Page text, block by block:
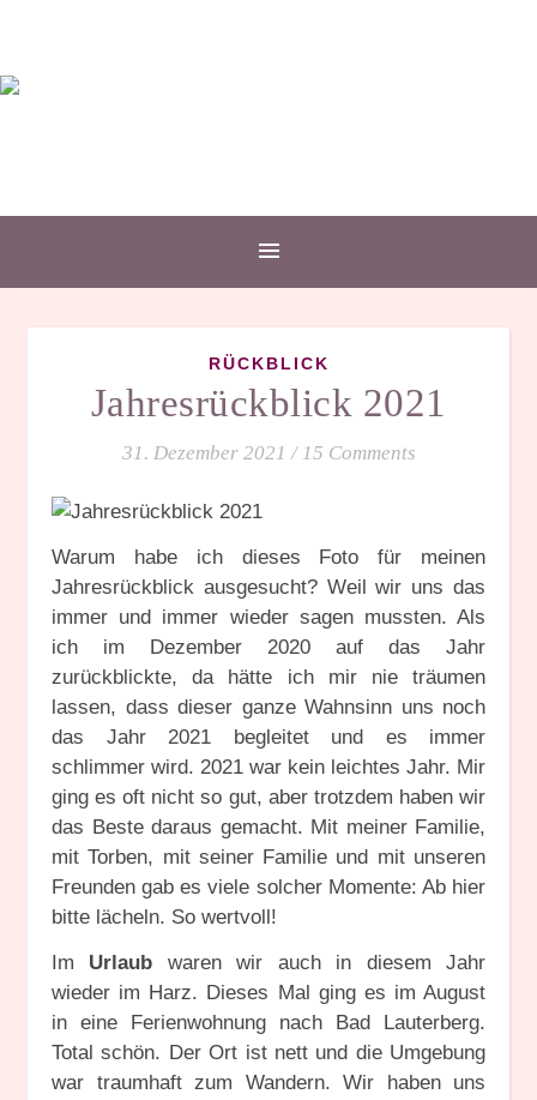
RÜCKBLICK
Jahresrückblick 2021
31. Dezember 2021 / 15 Comments
Warum habe ich dieses Foto für meinen
Jahresrückblick ausgesucht? Weil wir uns das
immer und immer wieder sagen mussten. Als
ich im Dezember 2020 auf das Jahr
zurückblickte, da hätte ich mir nie träumen
lassen, dass dieser ganze Wahnsinn uns noch
das Jahr 2021 begleitet und es immer
schlimmer wird. 2021 war kein leichtes Jahr. Mir
ging es oft nicht so gut, aber trotzdem haben wir
das Beste daraus gemacht. Mit meiner Familie,
mit Torben, mit seiner Familie und mit unseren
Freunden gab es viele solcher Momente: Ab hier
bitte lächeln. So wertvoll!
Im Urlaub waren wir auch in diesem Jahr
wieder im Harz. Dieses Mal ging es im August
in eine Ferienwohnung nach Bad Lauterberg.
Total schön. Der Ort ist nett und die Umgebung
war traumhaft zum Wandern. Wir haben uns